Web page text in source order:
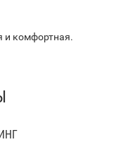
и комфортная.